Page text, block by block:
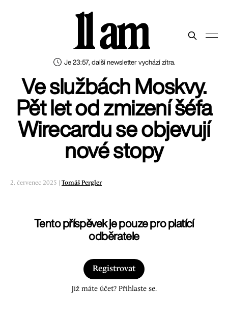
Je 23:57, další newsletter vychází zítra.
11 am
Ve službách Moskvy.
Pět let od zmizení šéfa
Wirecardu se objevují
nové stopy
2. červenec 2025 | Tomáš Pergler
Tento příspěvek je pouze pro platící
odběratele
Registrovat
Již máte účet? Přihlaste se.